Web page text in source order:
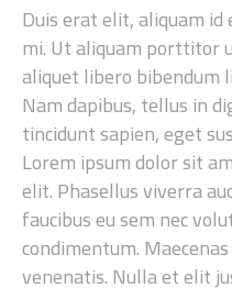
Duis erat elit, aliquam
mi. Ut aliquam porttitor
aliquet libero bibendum
Nam dapibus, tellus in
tincidunt sapien, eget
Lorem ipsum dolor sit
elit. Phasellus viverra
faucibus eu sem nec
condimentum.
venenatis. Nulla et elit